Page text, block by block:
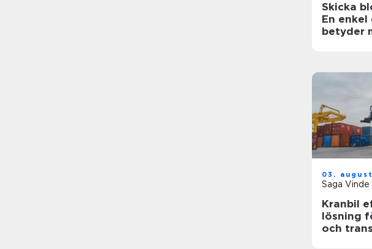
Skicka
En enkel
betyder
03.
Saga Vinde
Kranbil effektiv
lösning
och